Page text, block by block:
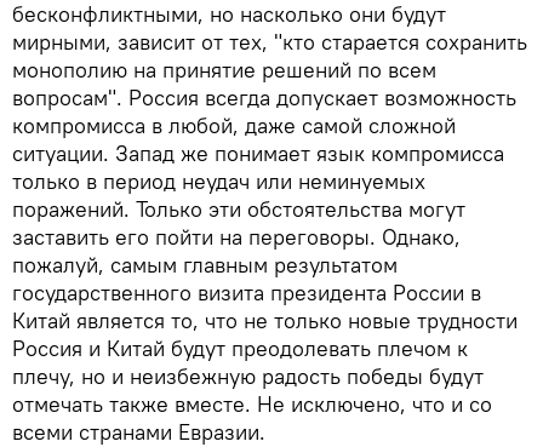
бесконфликтными, но насколько они будут
мирными, зависит от тех, "кто старается сохранить
монополию на принятие решений по всем
вопросам". Россия всегда допускает возможность
компромисса в любой, даже самой сложной
ситуации. Запад же понимает язык компромисса
только в период неудач или неминуемых
поражений. Только эти обстоятельства могут
заставить его пойти на переговоры. Однако,
пожалуй, самым главным результатом
государственного визита президента России в
Китай является то, что не только новые трудности
Россия и Китай будут преодолевать плечом к
плечу, но и неизбежную радость победы будут
отмечать также вместе. Не исключено, что и со
всеми странами Евразии.